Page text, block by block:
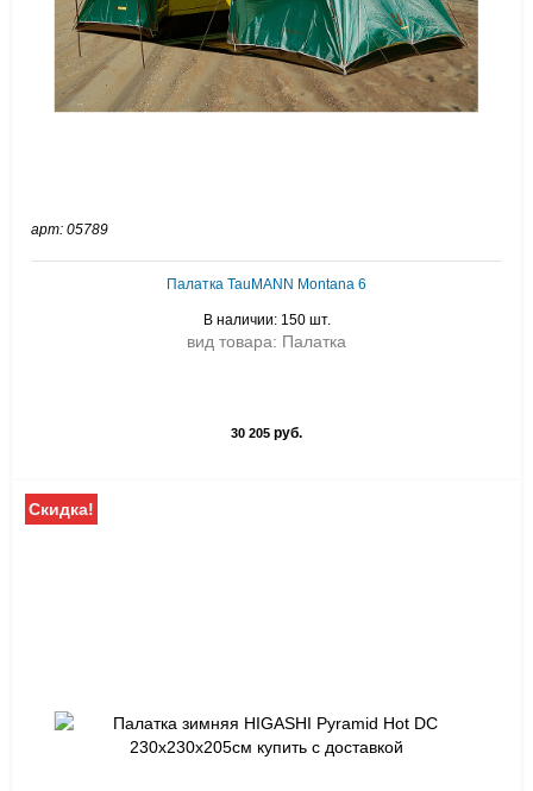
арт: 05789
Палатка TauMANN Montana 6
В наличии: 150 шт.
вид товара: Палатка
30 205 руб.
Скидка!